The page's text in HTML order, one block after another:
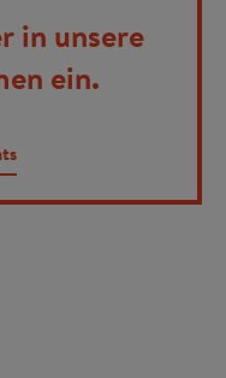
in unsere
ein.